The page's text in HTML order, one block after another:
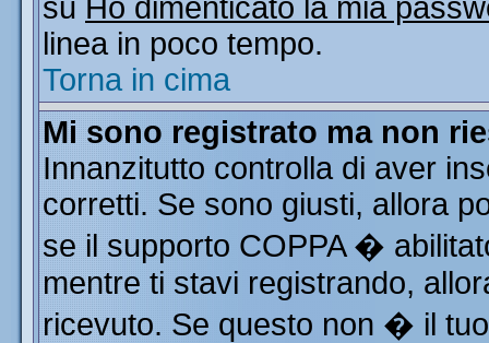
su Ho dimenticato la mia
linea in poco tempo.
Torna in cima
Mi sono registrato ma non
Innanzitutto controlla di aver
corretti. Se sono giusti, allora
se il supporto COPPA �
mentre ti stavi registrando,
ricevuto. Se questo non � il